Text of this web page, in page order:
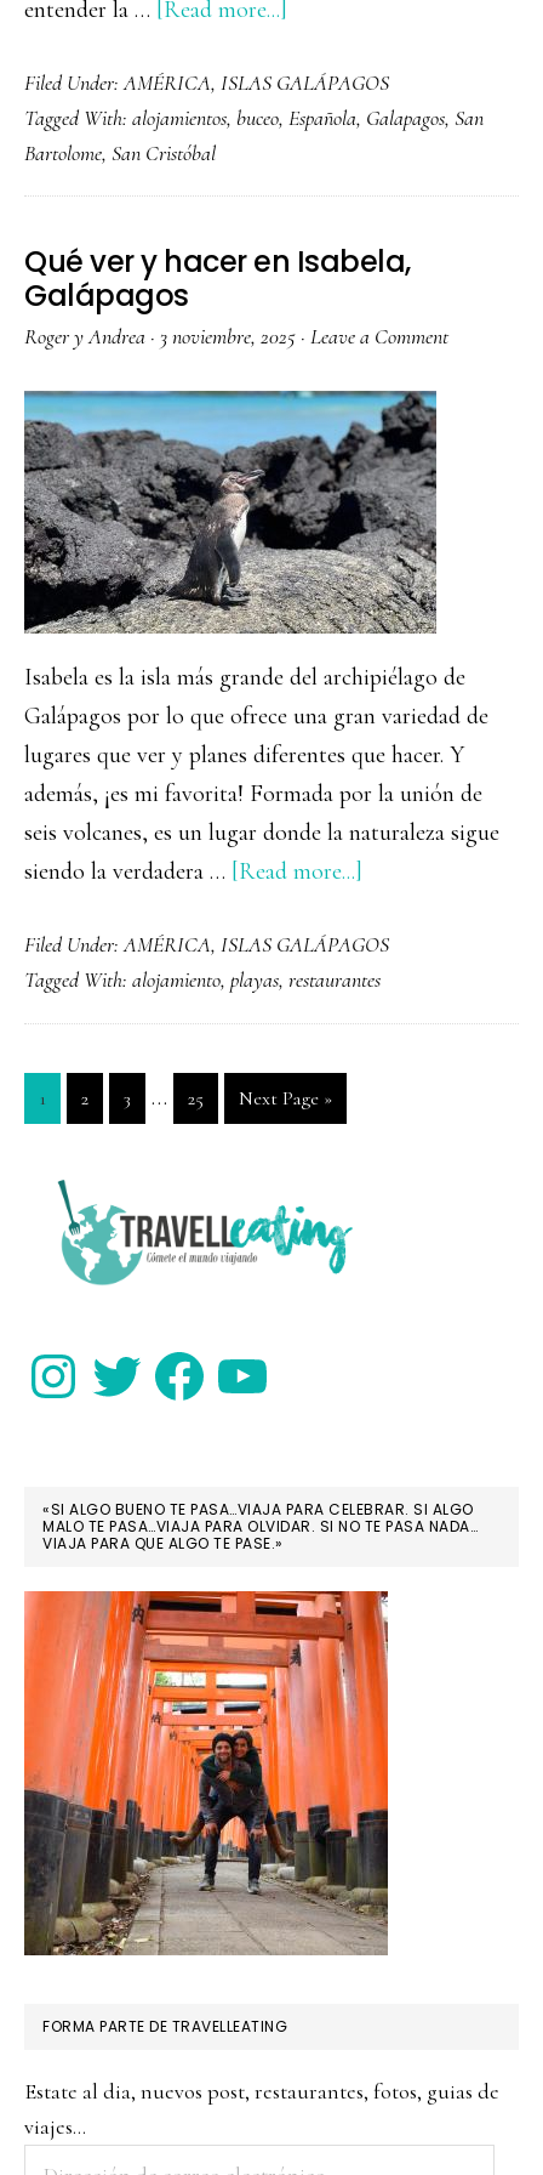
entender la … [Read more...]
ver
y
en
Cruz,
Filed Under:AMÉRICA, ISLAS GALÁPAGOS
Tagged With: alojamientos, buceo, Española, Galapagos, San
Bartolome, San Cristóbal
Qué ver y hacer en Isabela,
Galápagos
Roger y Andrea · 3 noviembre, 2025 · Leave a Comment
Isabela es la isla más grande del archipiélago de
Galápagos por lo que ofrece una gran variedad de
lugares que ver y planes diferentes que hacer. Y
además, ¡es mi favorita! Formada por la unión de
seis volcanes, es un lugar donde la naturaleza sigue
siendo la verdadera … [Read more...]
ver
y
hacer
Filed Under:AMÉRICA, ISLAS GALÁPAGOS
Tagged With: alojamiento, playas, restaurantes
Go
to
1
Go
to
2
Go
to
3
Interim
pages
…
Go
to
25
Go
to
Next Page »
PRIMARY
SIDEBAR
InstagramTwitter FacebookYouTube
«SI ALGO BUENO TE PASA…VIAJA PARA CELEBRAR. SI ALGO
MALO TE PASA…VIAJA PARA OLVIDAR. SI NO TE PASA NADA…
VIAJA PARA QUE ALGO TE PASE.»
FORMA PARTE DE TRAVELLEATING
Estate al dia, nuevos post, restaurantes, fotos, guias de
viajes...